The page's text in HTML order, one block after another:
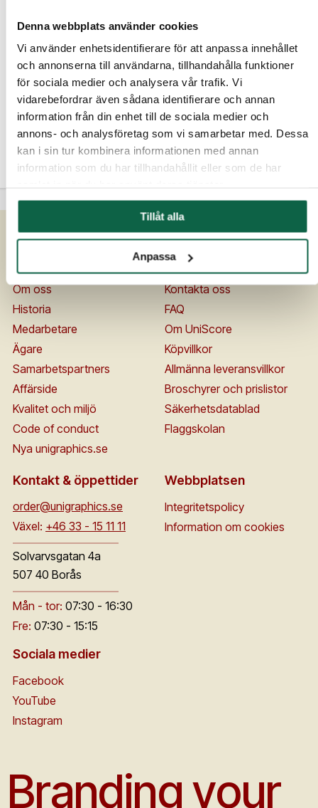
Denna webbplats använder cookies
Vi använder enhetsidentifierare för att anpassa innehållet
och annonserna till användarna, tillhandahålla funktioner
för sociala medier och analysera vår trafik. Vi
vidarebefordrar även sådana identifierare och annan
information från din enhet till de sociala medier och
annons- och analysföretag som vi samarbetar med. Dessa
kan i sin tur kombinera informationen med annan
information som du har tillhandahållit eller som de har
Tillåt alla
Anpassa
7900202
Tatuering 51x51 mm
Lägsta pris2,75 kr
7900203
Tatuering 76x76 mm
Lägsta pris 3,63 kr
Om oss
Historia
Medarbetare
Ägare
Samarbetspartners
Affärside
Kvalitet och miljö
Code of conduct
Nya unigraphics.se
Kundservice
Kontakta oss
FAQ
Om UniScore
Köpvillkor
Allmänna leveransvillkor
Broschyrer och prislistor
Säkerhetsdatablad
Flaggskolan
Kontakt & öppettider
order@unigraphics.se
Växel: +46 33 - 15 11 11
Solvarvsgatan 4a
507 40 Borås
Mån - tor: 07:30 - 16:30
Fre: 07:30 - 15:15
Webbplatsen
Integritetspolicy
Information om cookies
Sociala medier
Facebook
YouTube
Instagram
Branding your